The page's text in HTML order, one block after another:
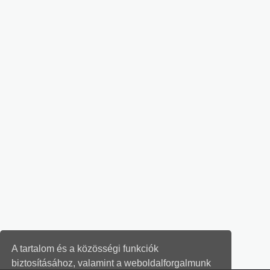
A tartalom és a közösségi funkciók
biztosításához, valamint a weboldalforgalmunk